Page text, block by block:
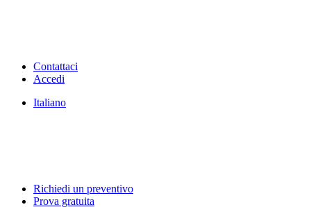
Contattaci
Accedi
Italiano
Richiedi un preventivo
Prova gratuita